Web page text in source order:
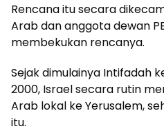
Rencana itu secara
Arab dan anggota dewan
membekukan rencanya.
Sejak dimulainya Intifadah
2000, Israel secara rutin
Arab lokal ke Yerusalem,
itu.